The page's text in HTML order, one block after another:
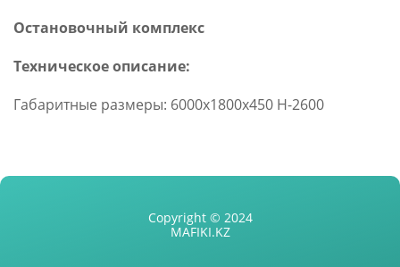
Остановочный комплекс
Техническое описание:
Габаритные размеры: 6000х1800х450 H-2600
Copyright © 2024
MAFIKI.KZ